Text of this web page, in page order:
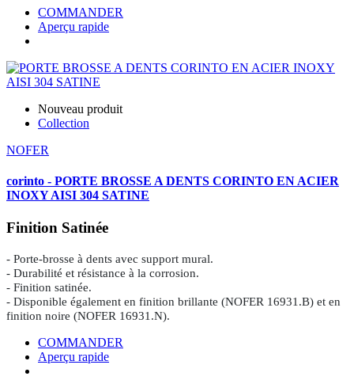
COMMANDER
Aperçu rapide
Nouveau produit
Collection
NOFER
corinto - PORTE BROSSE A DENTS CORINTO EN ACIER
INOXY AISI 304 SATINE
Finition Satinée
- Porte-brosse à dents avec support mural.
- Durabilité et résistance à la corrosion.
- Finition satinée.
- Disponible également en finition brillante (NOFER 16931.B) et en
finition noire (NOFER 16931.N).
COMMANDER
Aperçu rapide